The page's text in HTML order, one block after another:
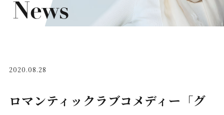
News
2020.08.28
ロマンティックラブコメディー「グ